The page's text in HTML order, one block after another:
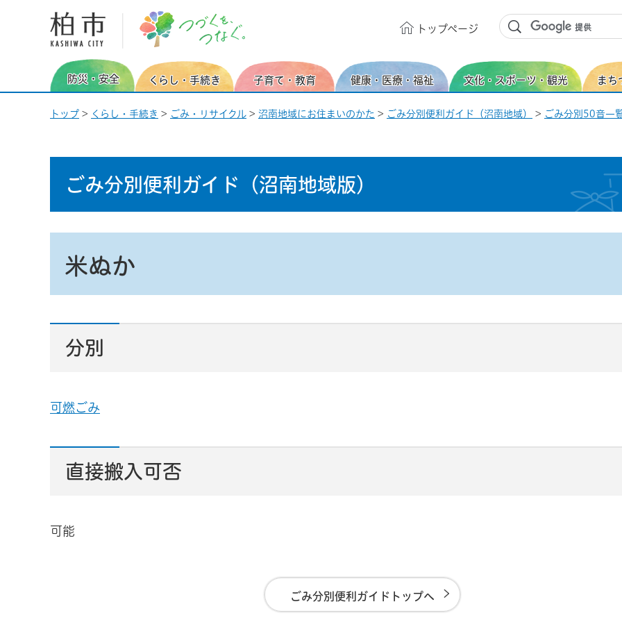
柏市 つづくを、つなぐ。
トップページ
防災・安全 くらし・手続き 子育て・教育 健康・医療・福祉 文化・スポーツ・観光 まち
トップ > くらし・手続き > ごみ・リサイクル > 沼南地域にお住まいのかた > ごみ分別便利ガイド（沼南地域） > ごみ分別50音一
ごみ分別便利ガイド （沼南地域版）
米ぬか
分別
可燃ごみ
直接搬入可否
可能
ごみ分別便利ガイドトップへ